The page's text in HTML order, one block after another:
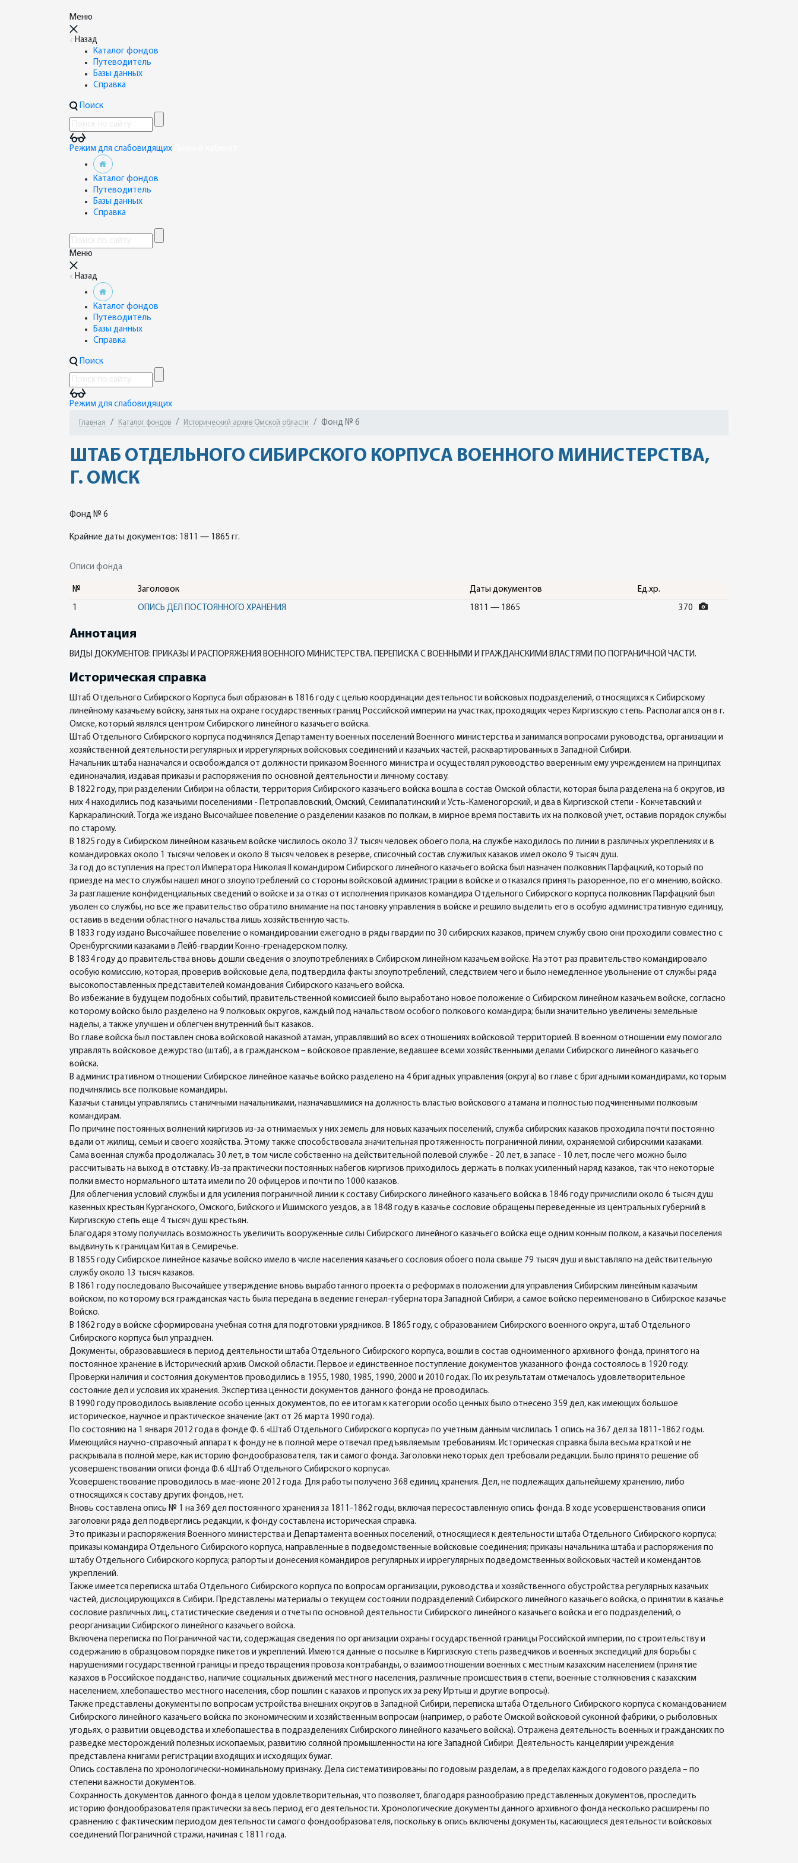
Меню
Назад
Каталог фондов
Путеводитель
Базы данных
Справка
Поиск
Режим для слабовидящих
Каталог фондов
Путеводитель
Базы данных
Справка
Меню
Назад
Каталог фондов
Путеводитель
Базы данных
Справка
Поиск
Режим для слабовидящих
Главная Каталог фондов Исторический архив Омской области Фонд № 6
ШТАБ ОТДЕЛЬНОГО СИБИРСКОГО КОРПУСА ВОЕННОГО МИНИСТЕРСТВА,
Г. ОМСК
Фонд № 6
Крайние даты документов: 1811 — 1865 гг.
Описи фонда
№ Заголовок Даты документов Ед.хр.
1 ОПИСЬ ДЕЛ ПОСТОЯННОГО ХРАНЕНИЯ 1811 — 1865 370
Аннотация
ВИДЫ ДОКУМЕНТОВ: ПРИКАЗЫ И РАСПОРЯЖЕНИЯ ВОЕННОГО МИНИСТЕРСТВА. ПЕРЕПИСКА С ВОЕННЫМИ И ГРАЖДАНСКИМИ ВЛАСТЯМИ ПО ПОГРАНИЧНОЙ ЧАСТИ.
Историческая справка
Штаб Отдельного Сибирского Корпуса был образован в 1816 году с целью координации деятельности войсковых подразделений, относящихся к Сибирскому
линейному казачьему войску, занятых на охране государственных границ Российской империи на участках, проходящих через Киргизскую степь. Располагался он в г.
Омске, который являлся центром Сибирского линейного казачьего войска.
Штаб Отдельного Сибирского корпуса подчинялся Департаменту военных поселений Военного министерства и занимался вопросами руководства, организации и
хозяйственной деятельности регулярных и иррегулярных войсковых соединений и казачьих частей, расквартированных в Западной Сибири.
Начальник штаба назначался и освобождался от должности приказом Военного министра и осуществлял руководство вверенным ему учреждением на принципах
единоначалия, издавая приказы и распоряжения по основной деятельности и личному составу.
В 1822 году, при разделении Сибири на области, территория Сибирского казачьего войска вошла в состав Омской области, которая была разделена на 6 округов, из
них 4 находились под казачьими поселениями - Петропавловский, Омский, Семипалатинский и Усть-Каменогорский, и два в Киргизской степи - Кокчетавский и
Каркаралинский. Тогда же издано Высочайшее повеление о разделении казаков по полкам, в мирное время поставить их на полковой учет, оставив порядок службы
по старому.
В 1825 году в Сибирском линейном казачьем войске числилось около 37 тысяч человек обоего пола, на службе находилось по линии в различных укреплениях и в
командировках около 1 тысячи человек и около 8 тысяч человек в резерве, списочный состав служилых казаков имел около 9 тысяч душ.
За год до вступления на престол Императора Николая II командиром Сибирского линейного казачьего войска был назначен полковник Парфацкий, который по
приезде на место службы нашел много злоупотреблений со стороны войсковой администрации в войске и отказался принять разоренное, по его мнению, войско.
За разглашение конфиденциальных сведений о войске и за отказ от исполнения приказов командира Отдельного Сибирского корпуса полковник Парфацкий был
уволен со службы, но все же правительство обратило внимание на постановку управления в войске и решило выделить его в особую административную единицу,
оставив в ведении областного начальства лишь хозяйственную часть.
В 1833 году издано Высочайшее повеление о командировании ежегодно в ряды гвардии по 30 сибирских казаков, причем службу свою они проходили совместно с
Оренбургскими казаками в Лейб-гвардии Конно-гренадерском полку.
В 1834 году до правительства вновь дошли сведения о злоупотреблениях в Сибирском линейном казачьем войске. На этот раз правительство командировало
особую комиссию, которая, проверив войсковые дела, подтвердила факты злоупотреблений, следствием чего и было немедленное увольнение от службы ряда
высокопоставленных представителей командования Сибирского казачьего войска.
Во избежание в будущем подобных событий, правительственной комиссией было выработано новое положение о Сибирском линейном казачьем войске, согласно
которому войско было разделено на 9 полковых округов, каждый под начальством особого полкового командира; были значительно увеличены земельные
наделы, а также улучшен и облегчен внутренний быт казаков.
Во главе войска был поставлен снова войсковой наказной атаман, управлявший во всех отношениях войсковой территорией. В военном отношении ему помогало
управлять войсковое дежурство (штаб), а в гражданском – войсковое правление, ведавшее всеми хозяйственными делами Сибирского линейного казачьего
войска.
В административном отношении Сибирское линейное казачье войско разделено на 4 бригадных управления (округа) во главе с бригадными командирами, которым
подчинялись все полковые командиры.
Казачьи станицы управлялись станичными начальниками, назначавшимися на должность властью войскового атамана и полностью подчиненными полковым
командирам.
По причине постоянных волнений киргизов из-за отнимаемых у них земель для новых казачьих поселений, служба сибирских казаков проходила почти постоянно
вдали от жилищ, семьи и своего хозяйства. Этому также способствовала значительная протяженность пограничной линии, охраняемой сибирскими казаками.
Сама военная служба продолжалась 30 лет, в том числе собственно на действительной полевой службе - 20 лет, в запасе - 10 лет, после чего можно было
рассчитывать на выход в отставку. Из-за практически постоянных набегов киргизов приходилось держать в полках усиленный наряд казаков, так что некоторые
полки вместо нормального штата имели по 20 офицеров и почти по 1000 казаков.
Для облегчения условий службы и для усиления пограничной линии к составу Сибирского линейного казачьего войска в 1846 году причислили около 6 тысяч душ
казенных крестьян Курганского, Омского, Бийского и Ишимского уездов, а в 1848 году в казачье сословие обращены переведенные из центральных губерний в
Киргизскую степь еще 4 тысяч душ крестьян.
Благодаря этому получилась возможность увеличить вооруженные силы Сибирского линейного казачьего войска еще одним конным полком, а казачьи поселения
выдвинуть к границам Китая в Семиречье.
В 1855 году Сибирское линейное казачье войско имело в числе населения казачьего сословия обоего пола свыше 79 тысяч душ и выставляло на действительную
службу около 13 тысяч казаков.
В 1861 году последовало Высочайшее утверждение вновь выработанного проекта о реформах в положении для управления Сибирским линейным казачьим
войском, по которому вся гражданская часть была передана в ведение генерал-губернатора Западной Сибири, а самое войско переименовано в Сибирское казачье
Войско.
В 1862 году в войске сформирована учебная сотня для подготовки урядников. В 1865 году, с образованием Сибирского военного округа, штаб Отдельного
Сибирского корпуса был упразднен.
Документы, образовавшиеся в период деятельности штаба Отдельного Сибирского корпуса, вошли в состав одноименного архивного фонда, принятого на
постоянное хранение в Исторический архив Омской области. Первое и единственное поступление документов указанного фонда состоялось в 1920 году.
Проверки наличия и состояния документов проводились в 1955, 1980, 1985, 1990, 2000 и 2010 годах. По их результатам отмечалось удовлетворительное
состояние дел и условия их хранения. Экспертиза ценности документов данного фонда не проводилась.
В 1990 году проводилось выявление особо ценных документов, по ее итогам к категории особо ценных было отнесено 359 дел, как имеющих большое
историческое, научное и практическое значение (акт от 26 марта 1990 года).
По состоянию на 1 января 2012 года в фонде Ф. 6 «Штаб Отдельного Сибирского корпуса» по учетным данным числилась 1 опись на 367 дел за 1811-1862 годы.
Имеющийся научно-справочный аппарат к фонду не в полной мере отвечал предъявляемым требованиям. Историческая справка была весьма краткой и не
раскрывала в полной мере, как историю фондообразователя, так и самого фонда. Заголовки некоторых дел требовали редакции. Было принято решение об
усовершенствовании описи фонда Ф.6 «Штаб Отдельного Сибирского корпуса».
Усовершенствование проводилось в мае-июне 2012 года. Для работы получено 368 единиц хранения. Дел, не подлежащих дальнейшему хранению, либо
относящихся к составу других фондов, нет.
Вновь составлена опись № 1 на 369 дел постоянного хранения за 1811-1862 годы, включая пересоставленную опись фонда. В ходе усовершенствования описи
заголовки ряда дел подверглись редакции, к фонду составлена историческая справка.
Это приказы и распоряжения Военного министерства и Департамента военных поселений, относящиеся к деятельности штаба Отдельного Сибирского корпуса;
приказы командира Отдельного Сибирского корпуса, направленные в подведомственные войсковые соединения; приказы начальника штаба и распоряжения по
штабу Отдельного Сибирского корпуса; рапорты и донесения командиров регулярных и иррегулярных подведомственных войсковых частей и комендантов
укреплений.
Также имеется переписка штаба Отдельного Сибирского корпуса по вопросам организации, руководства и хозяйственного обустройства регулярных казачьих
частей, дислоцирующихся в Сибири. Представлены материалы о текущем состоянии подразделений Сибирского линейного казачьего войска, о принятии в казачье
сословие различных лиц, статистические сведения и отчеты по основной деятельности Сибирского линейного казачьего войска и его подразделений, о
реорганизации Сибирского линейного казачьего войска.
Включена переписка по Пограничной части, содержащая сведения по организации охраны государственной границы Российской империи, по строительству и
содержанию в образцовом порядке пикетов и укреплений. Имеются данные о посылке в Киргизскую степь разведчиков и военных экспедиций для борьбы с
нарушениями государственной границы и предотвращения провоза контрабанды, о взаимоотношении военных с местным казахским населением (принятие
казахов в Российское подданство, наличие социальных движений местного населения, различные происшествия в степи, военные столкновения с казахским
населением, хлебопашество местного населения, сбор пошлин с казахов и пропуск их за реку Иртыш и другие вопросы).
Также представлены документы по вопросам устройства внешних округов в Западной Сибири, переписка штаба Отдельного Сибирского корпуса с командованием
Сибирского линейного казачьего войска по экономическим и хозяйственным вопросам (например, о работе Омской войсковой суконной фабрики, о рыболовных
угодьях, о развитии овцеводства и хлебопашества в подразделениях Сибирского линейного казачьего войска). Отражена деятельность военных и гражданских по
разведке месторождений полезных ископаемых, развитию соляной промышленности на юге Западной Сибири. Деятельность канцелярии учреждения
представлена книгами регистрации входящих и исходящих бумаг.
Опись составлена по хронологически-номинальному признаку. Дела систематизированы по годовым разделам, а в пределах каждого годового раздела – по
степени важности документов.
Сохранность документов данного фонда в целом удовлетворительная, что позволяет, благодаря разнообразию представленных документов, проследить
историю фондообразователя практически за весь период его деятельности. Хронологические документы данного архивного фонда несколько расширены по
сравнению с фактическим периодом деятельности самого фондообразователя, поскольку в опись включены документы, касающиеся деятельности войсковых
соединений Пограничной стражи, начиная с 1811 года.